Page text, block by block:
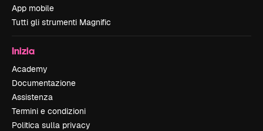
App mobile
Tutti gli strumenti Magnific
Inizia
Academy
Documentazione
Assistenza
Termini e condizioni
Politica sulla privacy